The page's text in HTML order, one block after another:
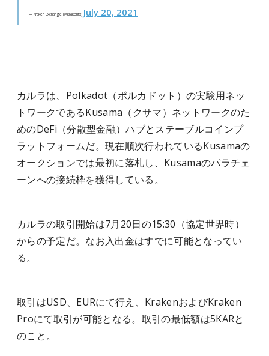
— Kraken Exchange (@krakenfx) July 20, 2021
カルラは、Polkadot（ポルカドット）の実験用ネッ
トワークであるKusama（クサマ）ネットワークのた
めのDeFi（分散型金融）ハブとステーブルコインプ
ラットフォームだ。現在順次行われているKusamaの
オークションでは最初に落札し、Kusamaのパラチェ
ーンへの接続枠を獲得している。
カルラの取引開始は7月20日の15:30（協定世界時）
からの予定だ。なお入出金はすでに可能となってい
る。
取引はUSD、EURにて行え、KrakenおよびKraken
Proにて取引が可能となる。取引の最低額は5KARと
のこと。